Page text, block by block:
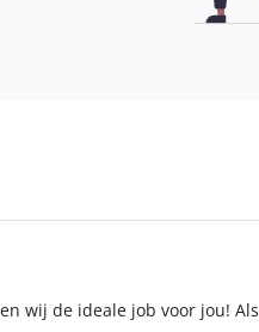
wij de ideale job voor jou! Als